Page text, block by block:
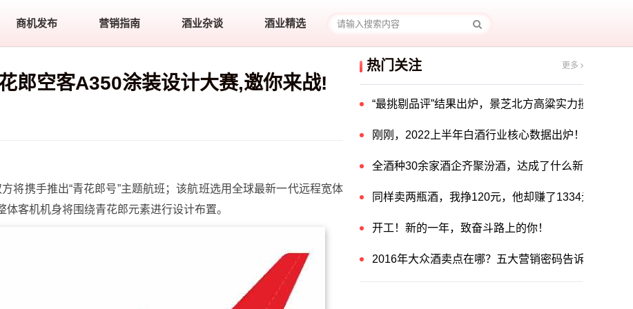
商机发布 营销指南 酒业杂谈 酒业精选
郎空客A350涂装设计大赛,邀你来战!
将携手推出“青花郎号”主题航班；该航班选用全球最新一代远程宽体
客机机身将围绕青花郎元素进行设计布置。
热门关注 更多
“最挑剔品评”结果出炉，景芝北方高粱实力揽获中国
刚刚，2022上半年白酒行业核心数据出炉！
全酒种30余家酒企齐聚汾酒，达成了什么新共识？
同样卖两瓶酒，我挣120元，他却赚了1334元！他
开工！新的一年，致奋斗路上的你！
2016年大众酒卖点在哪？五大营销密码告诉你答案！